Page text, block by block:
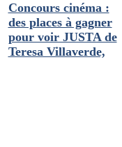
Concours cinéma :
des places à gagner
pour voir JUSTA de
Teresa Villaverde,